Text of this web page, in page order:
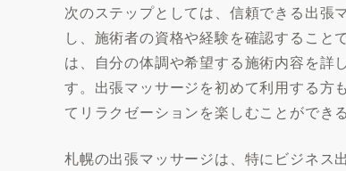
次のステップとしては、信頼できる出張
し、施術者の資格や経験を確認すること
は、自分の体調や希望する施術内容を詳
す。出張マッサージを初めて利用する方
てリラクゼーションを楽しむことができ
札幌の出張マッサージは、特にビジネス